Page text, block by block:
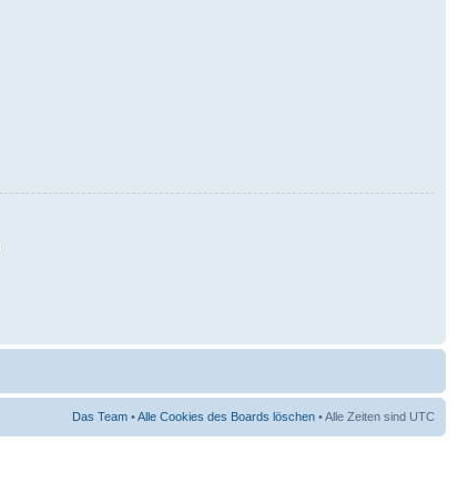
Das Team •Alle Cookies des Boards löschen • Alle Zeiten sind UTC